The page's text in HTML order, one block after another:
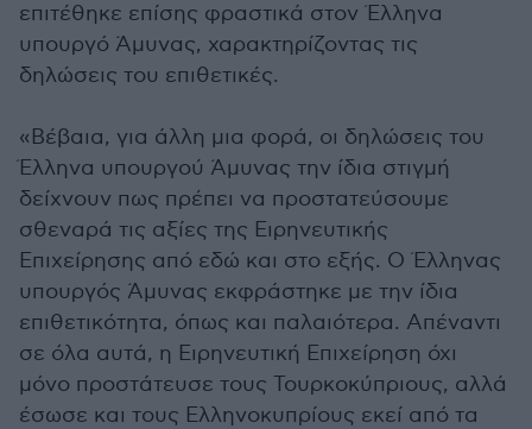
επιτέθηκε επίσης φραστικά στον Έλληνα
υπουργό Άμυνας, χαρακτηρίζοντας τις
δηλώσεις του επιθετικές.
«Βέβαια, για άλλη μια φορά, οι δηλώσεις του
Έλληνα υπουργού Άμυνας την ίδια στιγμή
δείχνουν πως πρέπει να προστατεύσουμε
σθεναρά τις αξίες της Ειρηνευτικής
Επιχείρησης από εδώ και στο εξής. Ο Έλληνας
υπουργός Άμυνας εκφράστηκε με την ίδια
επιθετικότητα, όπως και παλαιότερα. Απέναντι
σε όλα αυτά, η Ειρηνευτική Επιχείρηση όχι
μόνο προστάτευσε τους Τουρκοκύπριους, αλλά
έσωσε και τους Ελληνοκυπρίους εκεί από τα